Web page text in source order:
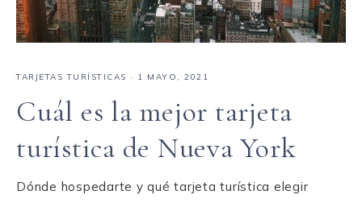
TARJETAS TURÍSTICAS · 1 MAYO, 2021
Cuál es la mejor tarjeta
turística de Nueva York
Dónde hospedarte y qué tarjeta turística elegir